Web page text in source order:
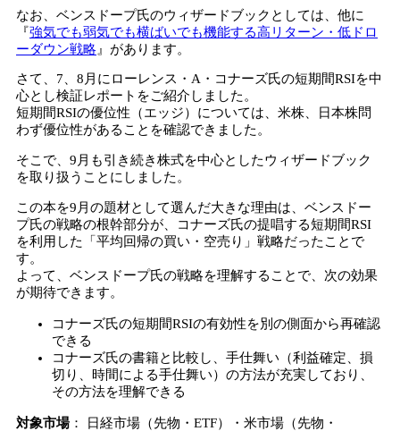
なお、ベンスドープ氏のウィザードブックとしては、他に
『強気でも弱気でも横ばいでも機能する高リターン・低ドロ
ーダウン戦略 』があります。
さて、7、8月にローレンス・A・コナーズ氏の短期間RSIを中
心とし検証レポートをご紹介しました。
短期間RSIの優位性（エッジ）については、米株、日本株問
わず優位性があることを確認できました。
そこで、9月も引き続き株式を中心としたウィザードブック
を取り扱うことにしました。
この本を9月の題材として選んだ大きな理由は、ベンスドー
プ氏の戦略の根幹部分が、コナーズ氏の提唱する短期間RSI
を利用した「平均回帰の買い・空売り」戦略だったことで
す。
よって、ベンスドープ氏の戦略を理解することで、次の効果
が期待できます。
コナーズ氏の短期間RSIの有効性を別の側面から再確認
できる
コナーズ氏の書籍と比較し、手仕舞い（利益確定、損
切り、時間による手仕舞い）の方法が充実しており、
その方法を理解できる
対象市場 ： 日経市場（先物・ETF）・米市場（先物・